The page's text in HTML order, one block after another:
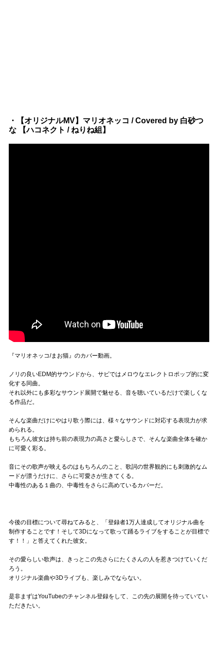
・【オリジナルMV】マリオネッコ / Covered by 白砂つ
な 【ハコネクト / ねりね組】
『マリオネッコ/まお猫』のカバー動画。
ノリの良いEDM的サウンドから、サビではメロウなエレクトロポップ的に変
化する同曲。
それ以外にも多彩なサウンド展開で魅せる、音を聴いているだけで楽しくな
る作品だ。
そんな楽曲だけにやはり歌う際には、様々なサウンドに対応する表現力が求
められる。
もちろん彼女は持ち前の表現力の高さと愛らしさで、そんな楽曲全体を確か
に可愛く彩る。
音にその歌声が映えるのはもちろんのこと、歌詞の世界観的にも刺激的なム
ードが漂うだけに、さらに可愛さが生きてくる。
中毒性のある１曲の、中毒性をさらに高めているカバーだ。
今後の目標について尋ねてみると、「登録者1万人達成してオリジナル曲を
制作することです！そして3Dになって歌って踊るライブをすることが目標で
す！！」と答えてくれた彼女。
その愛らしい歌声は、きっとこの先さらにたくさんの人を惹きつけていくだ
ろう。
オリジナル楽曲や3Dライブも、楽しみでならない。
是非まずはYouTubeのチャンネル登録をして、この先の展開を待っていてい
ただきたい。